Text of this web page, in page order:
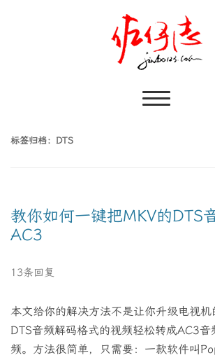
标签归档： DTS
教你如何一键把MKV的DTS
AC3
13条回复
本文给你的解决方法不是让你升级电视
DTS音频解码格式的视频轻松转成AC3音
频。方法很简单，只需要：一款软件叫